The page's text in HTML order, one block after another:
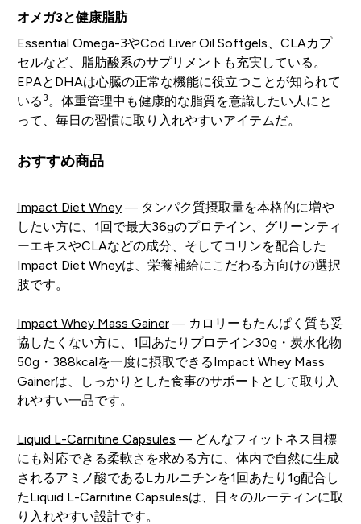
オメガ3と健康脂肪
Essential Omega-3やCod Liver Oil Softgels、CLAカプ
セルなど、脂肪酸系のサプリメントも充実している。
EPAとDHAは心臓の正常な機能に役立つことが知られて
いる 3 。体重管理中も健康的な脂質を意識したい人にと
って、毎日の習慣に取り入れやすいアイテムだ。
おすすめ商品
Impact Diet Whey— タンパク質摂取量を本格的に増や
したい方に、1回で最大36gのプロテイン、グリーンティ
ーエキスやCLAなどの成分、そしてコリンを配合した
Impact Diet Wheyは、栄養補給にこだわる方向けの選択
肢です。
Impact Whey Mass Gainer— カロリーもたんぱく質も妥
協したくない方に、1回あたりプロテイン30g・炭水化物
50g・388kcalを一度に摂取できるImpact Whey Mass
Gainerは、しっかりとした食事のサポートとして取り入
れやすい一品です。
Liquid L-Carnitine Capsules — どんなフィットネス目標
にも対応できる柔軟さを求める方に、体内で自然に生成
されるアミノ酸であるLカルニチンを1回あたり1g配合し
たLiquid L-Carnitine Capsulesは、日々のルーティンに取
り入れやすい設計です。